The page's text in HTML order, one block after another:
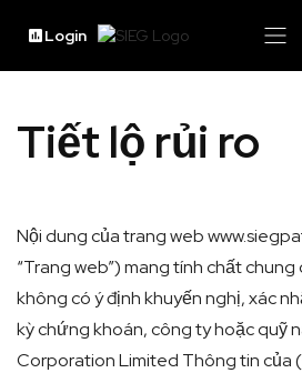
Login
Tiết lộ rủi ro
Nội dung của trang web
“Trang web”) mang tính chất
không có ý định khuyến nghị, xác
kỳ chứng khoán, công ty hoặc quỹ
Corporation Limited Thông tin của